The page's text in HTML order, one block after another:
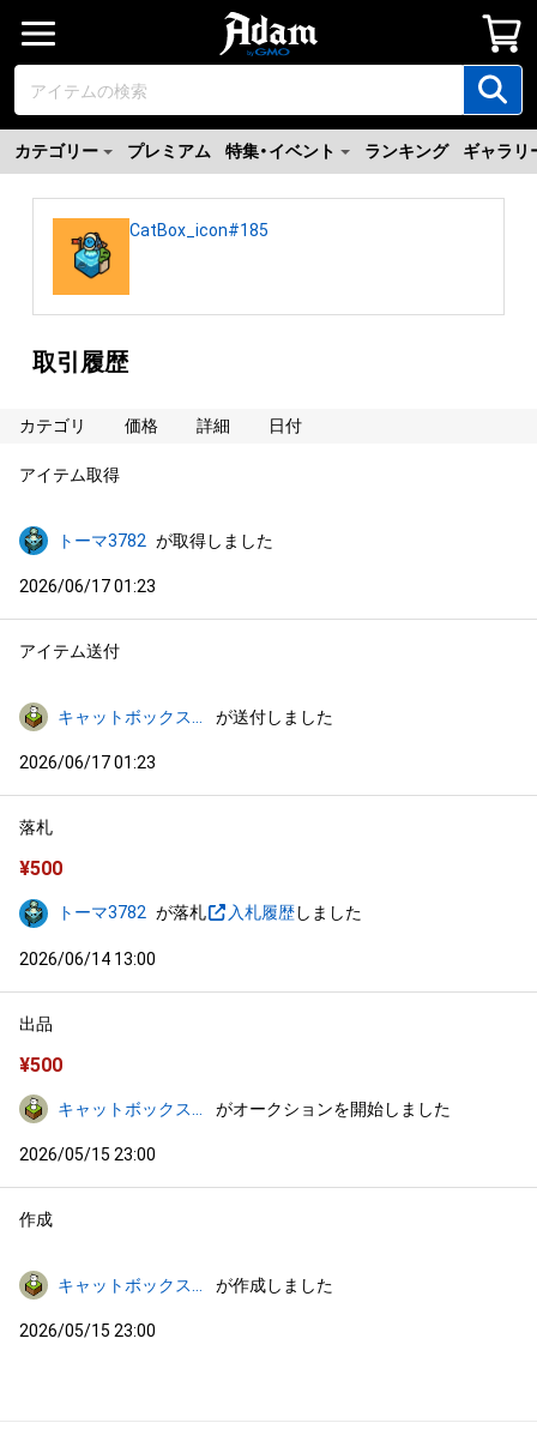
カテゴリー プレミアム 特集・イベント ランキング ギャラリ
CatBox_icon#185
取引履歴
カテゴリ 価格 詳細 日付
アイテム取得
トーマ3782 が取得しました
2026/06/17 01:23
アイテム送付
が送付しました
2026/06/17 01:23
落札
¥500
トーマ3782 が落札 入札履歴しました
2026/06/14 13:00
出品
¥500
がオークションを開始しました
2026/05/15 23:00
作成
が作成しました
2026/05/15 23:00